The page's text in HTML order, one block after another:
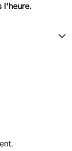
l'heure.